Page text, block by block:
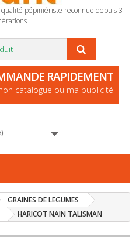
pépiniériste reconnue depuis 3
RAPIDEMENT
catalogue ou ma publicité
GRAINES DE LEGUMES
HARICOT NAIN TALISMAN